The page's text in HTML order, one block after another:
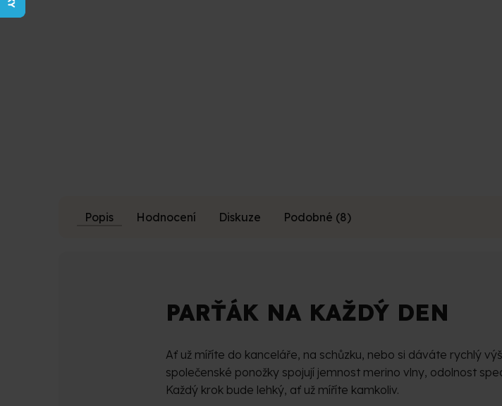
Popis Podobné (8)
Hodnocení Diskuze
PARŤÁK NA KAŽDÝ DEN
Ať už míříte do kanceláře, na schůzku, nebo si dáváte rychlý
společenské ponožky spojují jemnost merino vlny, odolnost
Každý krok bude lehký, ať už míříte kamkoliv.